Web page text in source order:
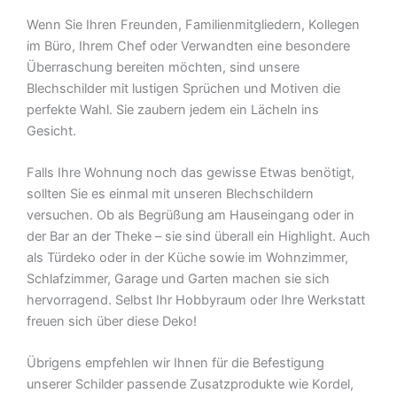
Wenn Sie Ihren Freunden, Familienmitgliedern, Kollegen
im Büro, Ihrem Chef oder Verwandten eine besondere
Überraschung bereiten möchten, sind unsere
Blechschilder mit lustigen Sprüchen und Motiven die
perfekte Wahl. Sie zaubern jedem ein Lächeln ins
Gesicht.
Falls Ihre Wohnung noch das gewisse Etwas benötigt,
sollten Sie es einmal mit unseren Blechschildern
versuchen. Ob als Begrüßung am Hauseingang oder in
der Bar an der Theke – sie sind überall ein Highlight. Auch
als Türdeko oder in der Küche sowie im Wohnzimmer,
Schlafzimmer, Garage und Garten machen sie sich
hervorragend. Selbst Ihr Hobbyraum oder Ihre Werkstatt
freuen sich über diese Deko!
Übrigens empfehlen wir Ihnen für die Befestigung
unserer Schilder passende Zusatzprodukte wie Kordel,